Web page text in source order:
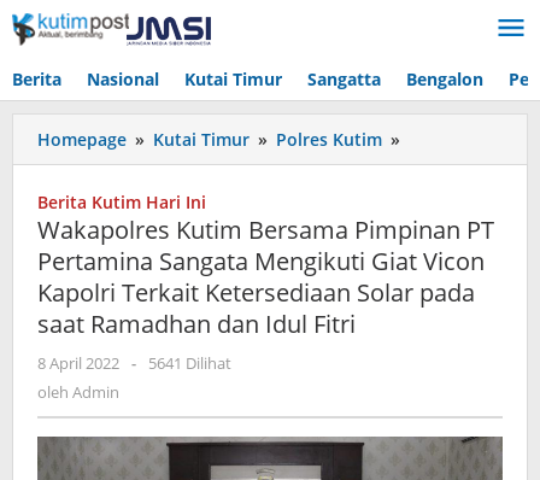
Lewati
ke
Berita Nasional Kutai Timur Sangatta Bengalon
Homepage » Kutai Timur » Polres Kutim »
Kutim
PT
Pertamina
Sangata
Mengikuti
Terkait
Ketersediaan
Solar
Berita Kutim Hari Ini
Wakapolres Kutim Bersama Pimpinan PT
Pertamina Sangata Mengikuti Giat Vicon
Kapolri Terkait Ketersediaan Solar pada
saat Ramadhan dan Idul Fitri
8 April 2022 oleh
-
5641 Dilihat
oleh Admin